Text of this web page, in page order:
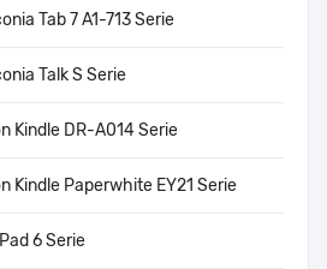
Tab 7 A1-713 Serie
Talk S Serie
Kindle DR-A014 Serie
Kindle Paperwhite EY21 Serie
6 Serie